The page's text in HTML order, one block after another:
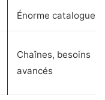
Énorme catalogue
Chaînes, besoins
avancés